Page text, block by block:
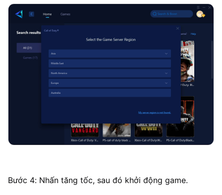
Bước 4: Nhấn tăng tốc, sau đó khởi động game.